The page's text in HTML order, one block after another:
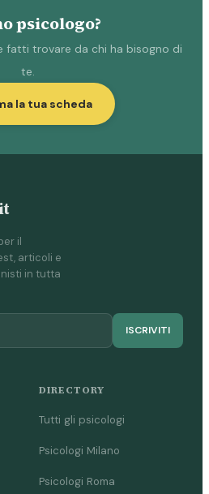
psicologo?
fatti trovare da chi ha bisogno di
te.
la tua scheda
il
articoli e
in tutta
ISCRIVITI
DIRECTORY
Tutti gli psicologi
Psicologi Milano
Psicologi Roma